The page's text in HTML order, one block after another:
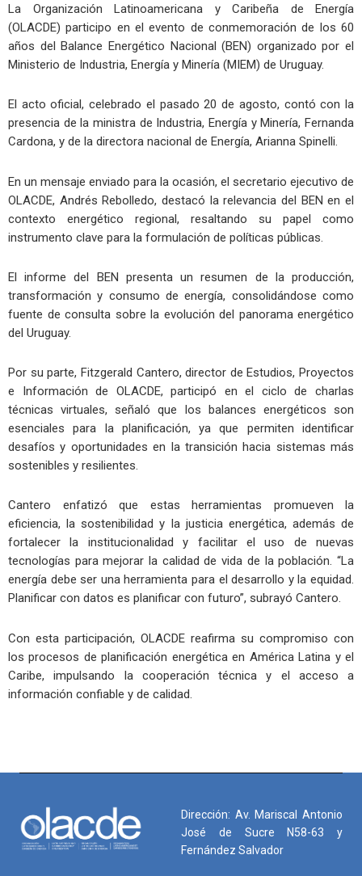
La Organización Latinoamericana y Caribeña de Energía
(OLACDE) participo en el evento de conmemoración de los 60
años del Balance Energético Nacional (BEN) organizado por el
Ministerio de Industria, Energía y Minería (MIEM) de Uruguay.
El acto oficial, celebrado el pasado 20 de agosto, contó con la
presencia de la ministra de Industria, Energía y Minería, Fernanda
Cardona, y de la directora nacional de Energía, Arianna Spinelli.
En un mensaje enviado para la ocasión, el secretario ejecutivo de
OLACDE, Andrés Rebolledo, destacó la relevancia del BEN en el
contexto energético regional, resaltando su papel como
instrumento clave para la formulación de políticas públicas.
El informe del BEN presenta un resumen de la producción,
transformación y consumo de energía, consolidándose como
fuente de consulta sobre la evolución del panorama energético
del Uruguay.
Por su parte, Fitzgerald Cantero, director de Estudios, Proyectos
e Información de OLACDE, participó en el ciclo de charlas
técnicas virtuales, señaló que los balances energéticos son
esenciales para la planificación, ya que permiten identificar
desafíos y oportunidades en la transición hacia sistemas más
sostenibles y resilientes.
Cantero enfatizó que estas herramientas promueven la
eficiencia, la sostenibilidad y la justicia energética, además de
fortalecer la institucionalidad y facilitar el uso de nuevas
tecnologías para mejorar la calidad de vida de la población. “La
energía debe ser una herramienta para el desarrollo y la equidad.
Planificar con datos es planificar con futuro”, subrayó Cantero.
Con esta participación, OLACDE reafirma su compromiso con
los procesos de planificación energética en América Latina y el
Caribe, impulsando la cooperación técnica y el acceso a
información confiable y de calidad.
Dirección: Av. Mariscal Antonio
José de Sucre N58-63 y
Fernández Salvador